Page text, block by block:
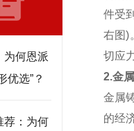
为何恩派
优选”？
荐：为何
件受
右图)
切应
2.金
金属
的经